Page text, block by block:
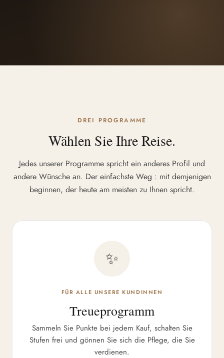
DREI PROGRAMME
Wählen Sie Ihre Reise.
Jedes unserer Programme spricht ein anderes Profil und
andere Wünsche an. Der einfachste Weg : mit demjenigen
beginnen, der heute am meisten zu Ihnen spricht.
✨
FÜR ALLE UNSERE KUNDINNEN
Treueprogramm
Sammeln Sie Punkte bei jedem Kauf, schalten Sie
Stufen frei und gönnen Sie sich die Pflege, die Sie
verdienen.